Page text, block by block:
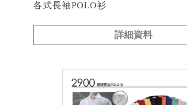
各式長袖POLO衫
詳細資料